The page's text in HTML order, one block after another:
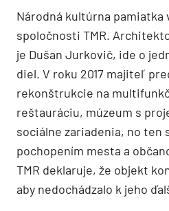
Národná kultúrna pamiatka
spoločnosti TMR.
je Dušan Jurkovič, ide o
diel. V roku 2017 majiteľ
rekonštrukcie na
reštauráciu, múzeum s
sociálne zariadenia, no ten
pochopením mesta a
TMR deklaruje, že objekt
aby nedochádzalo k jeho